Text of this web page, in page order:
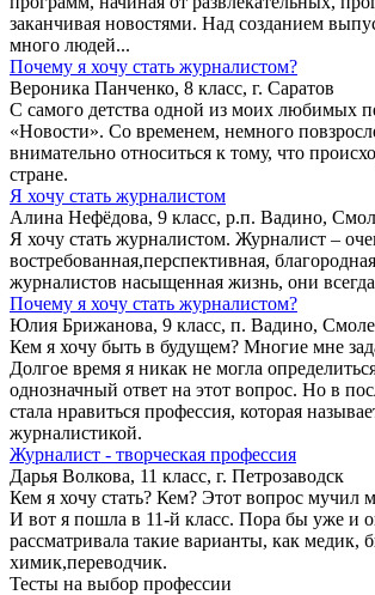
заканчивая новостями. Над созданием
много людей...
Почему я хочу стать журналистом?
Вероника Панченко, 8 класс, г. Саратов
С самого детства одной из моих любимых
«Новости». Со временем, немного
внимательно относиться к тому, что
стране.
Я хочу стать журналистом
Алина Нефёдова, 9 класс, р.п. Вадино,
Я хочу стать журналистом. Журналист –
востребованная,перспективная,
журналистов насыщенная жизнь, они
Почему я хочу стать журналистом?
Юлия Брижанова, 9 класс, п. Вадино,
Кем я хочу быть в будущем? Многие мне
Долгое время я никак не могла
однозначный ответ на этот вопрос. Но в
стала нравиться профессия, которая
журналистикой.
Журналист - творческая профессия
Дарья Волкова, 11 класс, г. Петрозаводск
Кем я хочу стать? Кем? Этот вопрос мучил
И вот я пошла в 11-й класс. Пора бы уже и
рассматривала такие варианты, как медик,
химик,переводчик.
Тесты на выбор профессии